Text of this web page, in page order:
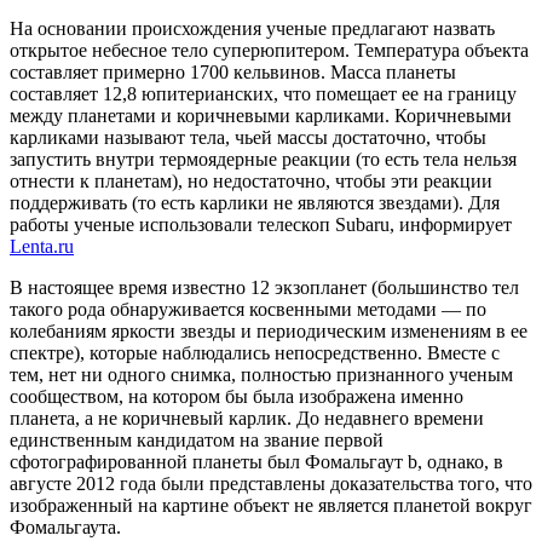
На основании происхождения ученые предлагают назвать
открытое небесное тело суперюпитером. Температура объекта
составляет примерно 1700 кельвинов. Масса планеты
составляет 12,8 юпитерианских, что помещает ее на границу
между планетами и коричневыми карликами. Коричневыми
карликами называют тела, чьей массы достаточно, чтобы
запустить внутри термоядерные реакции (то есть тела нельзя
отнести к планетам), но недостаточно, чтобы эти реакции
поддерживать (то есть карлики не являются звездами). Для
работы ученые использовали телескоп Subaru, информирует
Lenta.ru
В настоящее время известно 12 экзопланет (большинство тел
такого рода обнаруживается косвенными методами — по
колебаниям яркости звезды и периодическим изменениям в ее
спектре), которые наблюдались непосредственно. Вместе с
тем, нет ни одного снимка, полностью признанного ученым
сообществом, на котором бы была изображена именно
планета, а не коричневый карлик. До недавнего времени
единственным кандидатом на звание первой
сфотографированной планеты был Фомальгаут b, однако, в
августе 2012 года были представлены доказательства того, что
изображенный на картине объект не является планетой вокруг
Фомальгаута.